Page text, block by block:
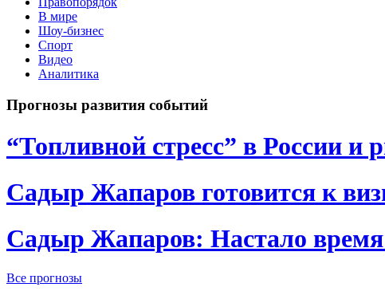
В мире
Шоу-бизнес
Спорт
Видео
Аналитика
Прогнозы развития событий
“Топливной стресс” в России и
Садыр Жапаров готовится к
Садыр Жапаров: Настало время
Все прогнозы